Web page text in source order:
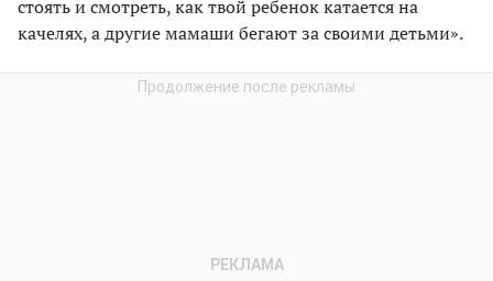
стоять и смотреть, как твой ребенок катается на
качелях, а другие мамаши бегают за своими детьми».